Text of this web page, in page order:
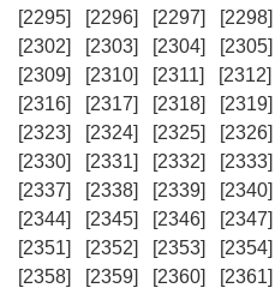
[2295]
[2296] [2297] [2298]
[2302]
[2303] [2304] [2305]
[2309]
[2310] [2311] [2312]
[2316]
[2317] [2318] [2319]
[2323]
[2324] [2325] [2326]
[2330]
[2331] [2332] [2333]
[2337]
[2338] [2339] [2340]
[2344]
[2345] [2346] [2347]
[2351]
[2352] [2353] [2354]
[2358]
[2359] [2360] [2361]